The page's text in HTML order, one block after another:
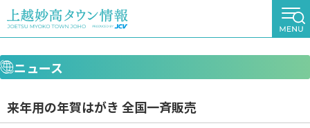
ニュース
来年用の年賀はがき 全国一斉販売